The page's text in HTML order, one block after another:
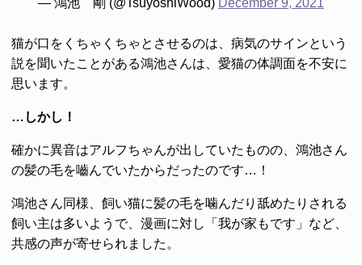
— 鴻池 剛 (@TsuyoshiWood) December 9, 2021
猫が口をくちゃくちゃとさせるのは、病気のサインという
説を聞いたことがある鴻池さんは、愛猫の体調面を不安に
思います。
…しかし！
確かに異音はアルフちゃんが出していたものの、鴻池さん
の髪の毛を嚙んでいたからだったのです…！
鴻池さん同様、飼い猫に髪の毛を噛んだり舐めたりされる
飼い主は多いようで、漫画に対し「我が家もです」など、
共感の声が寄せられました。